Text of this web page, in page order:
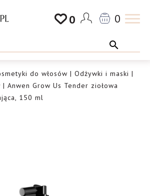
Drogeria
Louma.pl
0 0
do włosów | Odżywki i maski |
| Anwen Grow Us Tender ziołowa
150 ml